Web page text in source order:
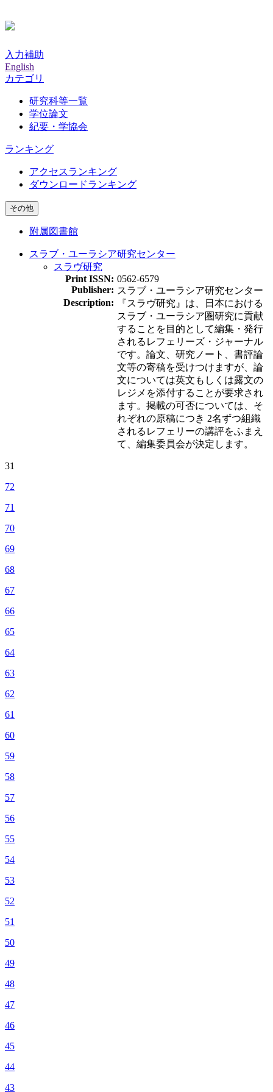
入力補助
English
カテゴリ
研究科等一覧
学位論文
紀要・学協会
ランキング
アクセスランキング
ダウンロードランキング
その他
附属図書館
スラブ・ユーラシア研究センター
スラヴ研究
Print ISSN: 0562-6579
Publisher: スラブ・ユーラシア研究センター
Description:
『スラヴ研究』は、日本における
スラブ・ユーラシア圏研究に貢献
することを目的として編集・発行
されるレフェリーズ・ジャーナル
です。論文、研究ノート、書評論
文等の寄稿を受けつけますが、論
文については英文もしくは露文の
レジメを添付することが要求され
ます。掲載の可否については、そ
れぞれの原稿につき 2名ずつ組織
されるレフェリーの講評をふまえ
て、編集委員会が決定します。
31
72
71
70
69
68
67
66
65
64
63
62
61
60
59
58
57
56
55
54
53
52
51
50
49
48
47
46
45
44
43